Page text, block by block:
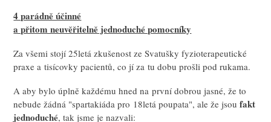
4 parádně účinné
a přitom neuvěřitelně jednoduché pomocníky
Za všemi stojí 25letá zkušenost ze Svatušky fyzioterapeutické
praxe a tisícovky pacientů, co jí za tu dobu prošli pod rukama.
A aby bylo úplně každému hned na první dobrou jasné, že to
nebude žádná "spartakiáda pro 18letá poupata", ale že jsoufakt
jednoduché, tak jsme je nazvali: